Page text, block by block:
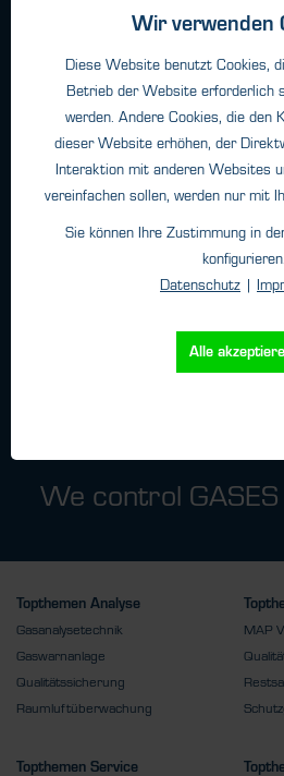
Über HTK
Unternehmen
We control
Topthemen Analyse
Gasanalysetechnik
Gaswarnanlage
Qualitätssicherung
Raumluftüberwachung
MAP
Topthemen Service
Wir verwenden
Diese Website benutzt Cookies,
Betrieb der Website erforderlich
werden. Andere Cookies, die den
dieser Website erhöhen, der
Interaktion mit anderen Websites
vereinfachen sollen, werden nur mit
Sie können Ihre Zustimmung in
konfigurieren.
Datenschutz |
Alle